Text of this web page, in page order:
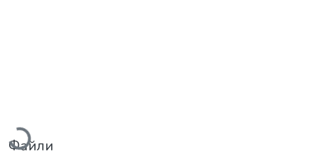
Вантажиться...
Файли